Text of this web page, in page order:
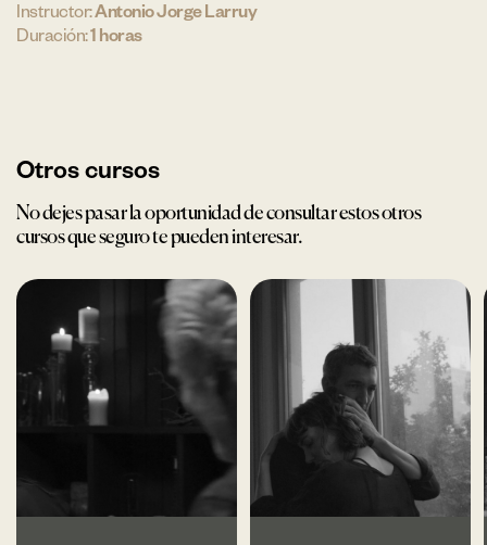
Instructor:Antonio Jorge Larruy
Duración:1 horas
Otros cursos
No dejes pasar la oportunidad de consultar estos otros
cursos que seguro te pueden interesar.